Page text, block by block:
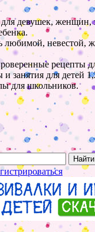
девушек, женщин,
любимой, невестой,
рецепты
занятия для детей
для школьников.